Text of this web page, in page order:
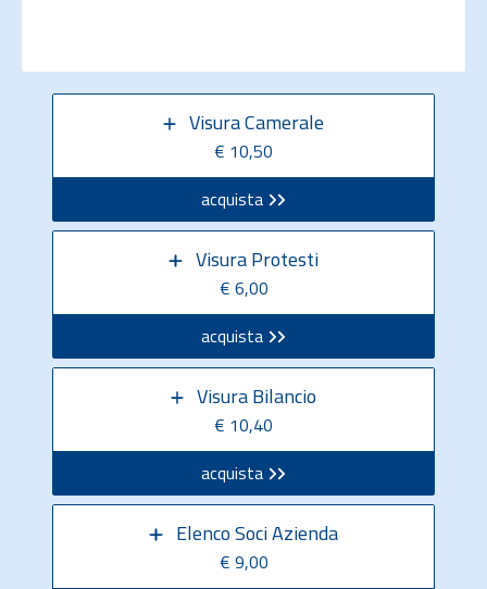
Visura Camerale
€ 10,50
acquista
Visura Protesti
€ 6,00
acquista
Visura Bilancio
€ 10,40
acquista
Elenco Soci Azienda
€ 9,00